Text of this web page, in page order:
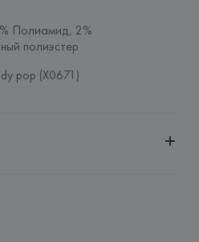
Полиамид, 2%
полиэстер
pop (X0671)